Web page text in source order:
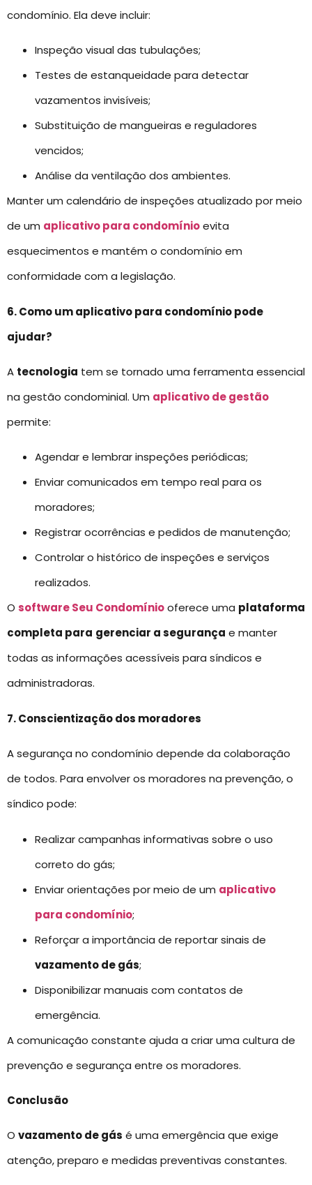
condomínio. Ela deve incluir:
Inspeção visual das tubulações;
Testes de estanqueidade para detectar
vazamentos invisíveis;
Substituição de mangueiras e reguladores
vencidos;
Análise da ventilação dos ambientes.
Manter um calendário de inspeções atualizado por meio
de um aplicativo para condomínioevita
esquecimentos e mantém o condomínio em
conformidade com a legislação.
6. Como um aplicativo para condomínio pode
ajudar?
A tecnologia tem se tornado uma ferramenta essencial
na gestão condominial. Um aplicativo de gestão
permite:
Agendar e lembrar inspeções periódicas;
Enviar comunicados em tempo real para os
moradores;
Registrar ocorrências e pedidos de manutenção;
Controlar o histórico de inspeções e serviços
realizados.
O software Seu Condomíniooferece uma plataforma
completa para gerenciar a segurança e manter
todas as informações acessíveis para síndicos e
administradoras.
7. Conscientização dos moradores
A segurança no condomínio depende da colaboração
de todos. Para envolver os moradores na prevenção, o
síndico pode:
Realizar campanhas informativas sobre o uso
correto do gás;
Enviar orientações por meio de um aplicativo
para condomínio;
Reforçar a importância de reportar sinais de
vazamento de gás;
Disponibilizar manuais com contatos de
emergência.
A comunicação constante ajuda a criar uma cultura de
prevenção e segurança entre os moradores.
Conclusão
O vazamento de gás é uma emergência que exige
atenção, preparo e medidas preventivas constantes.